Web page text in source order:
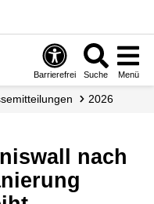
Barrierefrei Suche Menü
2026